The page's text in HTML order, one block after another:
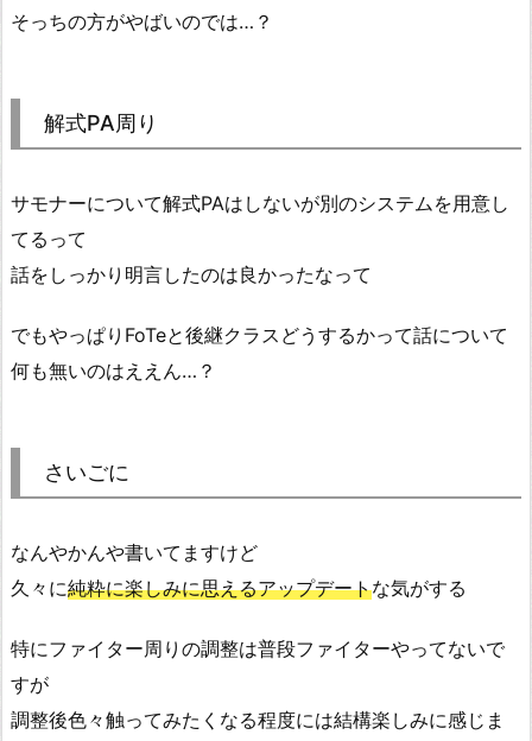
そっちの方がやばいのでは…？
解式PA周り
サモナーについて解式PAはしないが別のシステムを用意し
てるって
話をしっかり明言したのは良かったなって
でもやっぱりFoTeと後継クラスどうするかって話について
何も無いのはええん…？
さいごに
なんやかんや書いてますけど
久々に純粋に楽しみに思えるアップデートな気がする
特にファイター周りの調整は普段ファイターやってないで
すが
調整後色々触ってみたくなる程度には結構楽しみに感じま